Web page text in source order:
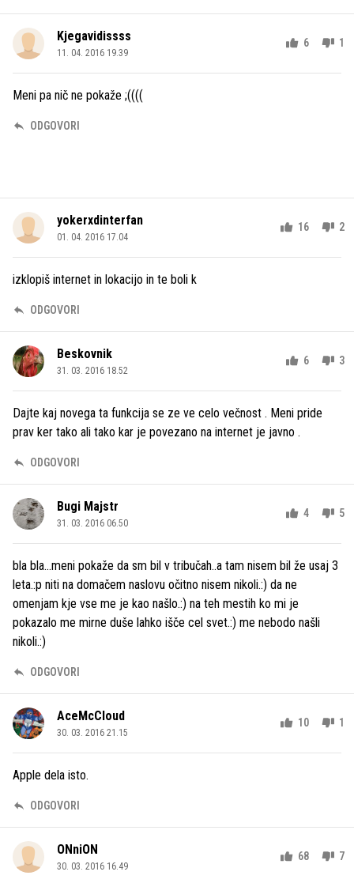
Kjegavidissss
11. 04. 2016 19.39
6 1
Meni pa nič ne pokaže ;((((
ODGOVORI
yokerxdinterfan
01. 04. 2016 17.04
16 2
izklopiš internet in lokacijo in te boli k
ODGOVORI
Beskovnik
31. 03. 2016 18.52
6 3
Dajte kaj novega ta funkcija se ze ve celo večnost . Meni pride
prav ker tako ali tako kar je povezano na internet je javno .
ODGOVORI
Bugi Majstr
31. 03. 2016 06.50
4 5
bla bla...meni pokaže da sm bil v tribučah..a tam nisem bil že usaj 3
leta.:p niti na domačem naslovu očitno nisem nikoli.:) da ne
omenjam kje vse me je kao našlo.:) na teh mestih ko mi je
pokazalo me mirne duše lahko išče cel svet.:) me nebodo našli
nikoli.:)
ODGOVORI
AceMcCloud
30. 03. 2016 21.15
10 1
Apple dela isto.
ODGOVORI
ONniON
30. 03. 2016 16.49
68 7